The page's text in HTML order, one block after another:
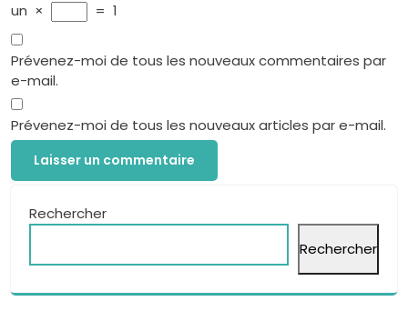
un × = 1
Prévenez-moi de tous les nouveaux commentaires par
e-mail.
Prévenez-moi de tous les nouveaux articles par e-mail.
Rechercher
Rechercher